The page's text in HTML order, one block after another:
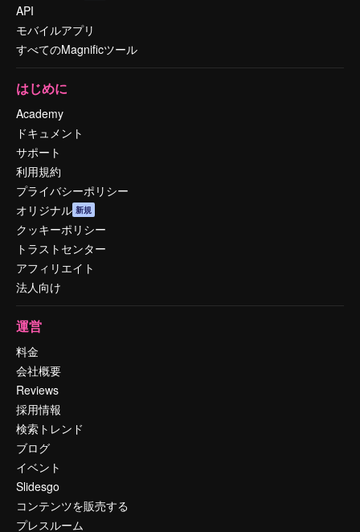
API
モバイルアプリ
すべてのMagnificツール
はじめに
Academy
ドキュメント
サポート
利用規約
プライバシーポリシー
オリジナル 新規
クッキーポリシー
トラストセンター
アフィリエイト
法人向け
運営
料金
会社概要
Reviews
採用情報
検索トレンド
ブログ
イベント
Slidesgo
コンテンツを販売する
プレスルーム